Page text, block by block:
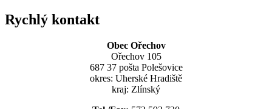
Rychlý kontakt
Obec Ořechov
Ořechov 105
687 37 pošta Polešovice
okres: Uherské Hradiště
kraj: Zlínský